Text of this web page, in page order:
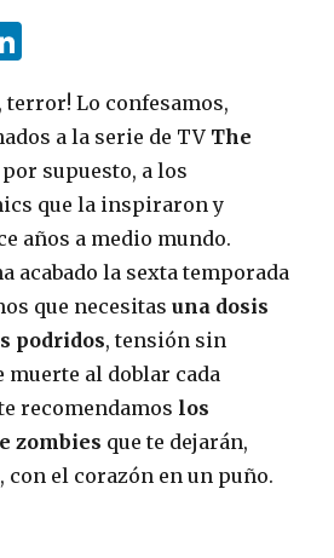
k
e
dI
n
terror! Lo confesamos,
a la serie de TV The
por supuesto, a los
que la inspiraron y
años a medio mundo.
acabado la sexta temporada
que necesitasuna dosis
podridos, tensión sin
al doblar cada
recomendamos los
zombies que te dejarán,
el corazón en un puño.